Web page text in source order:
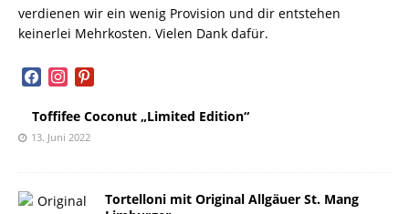
verdienen wir ein wenig Provision und dir entstehen
keinerlei Mehrkosten. Vielen Dank dafür.
facebookinstagram
pinterest
Toffifee Coconut „Limited Edition“
13. Juni 2022
Tortelloni mit Original Allgäuer St. Mang